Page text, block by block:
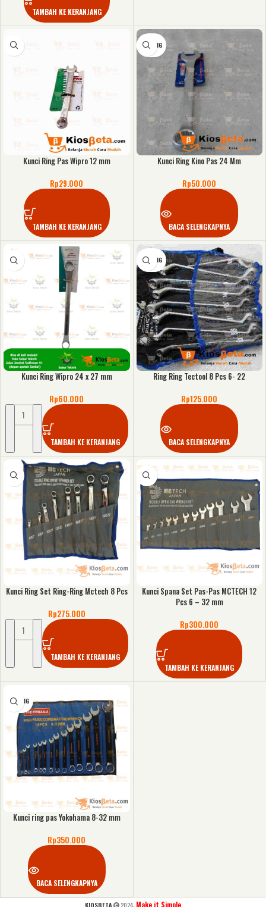
TAMBAH KE KERANJANG
Kunci Ring Pas Wipro 12 mm
Rp29.000
TAMBAH KE KERANJANG
KOSONG
Kunci Ring Kino Pas 24 Mm
Rp50.000
BACA SELENGKAPNYA
Kunci Ring Wipro 24 x 27 mm
Rp60.000
TAMBAH KE KERANJANG
KOSONG
Ring Ring Tectool 8 Pcs 6- 22
Rp125.000
BACA SELENGKAPNYA
Kunci Ring Set Ring-Ring Mctech 8 Pcs
Rp275.000
TAMBAH KE KERANJANG
Kunci Spana Set Pas-Pas MCTECH 12
Pcs 6 – 32 mm
Rp300.000
TAMBAH KE KERANJANG
KOSONG
Kunci ring pas Yokohama 8-32 mm
Rp350.000
BACA SELENGKAPNYA
KIOSBETA 2024- Make it Simple